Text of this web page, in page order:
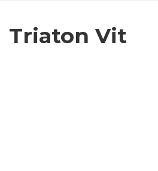
Triaton Vit